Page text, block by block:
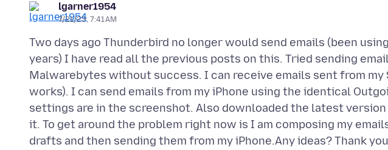
lgarner1954
7/21/23, 7:41 AM
Two days ago Thunderbird no longer would send emails (been
years) I have read all the previous posts on this. Tried sending
Malwarebytes without success. I can receive emails sent from
works). I can send emails from my iPhone using the identical
settings are in the screenshot. Also downloaded the latest
it. To get around the problem right now is I am composing my